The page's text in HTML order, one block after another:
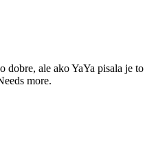
dobre, ale ako YaYa pisala je to
more.